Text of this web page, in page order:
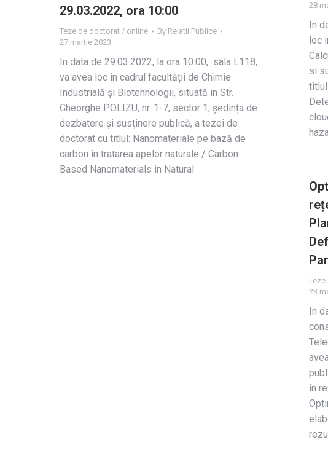
28
In
loc
si
29.03.2022, ora 10:00
Teze de doctorat / online By Relatii Publice
27 martie 2023
In data de 29.03.2022, la ora 10:00, sala L118,
va avea loc în cadrul facultății de Chimie
Industrială și Biotehnologii, situată in Str.
Gheorghe POLIZU, nr. 1-7, sector 1, ședința de
dezbatere și susţinere publică, a tezei de
doctorat cu titlul: Nanomateriale pe bază de
carbon în tratarea apelor naturale / Carbon-
Based Nanomaterials in Natural
23
In
în